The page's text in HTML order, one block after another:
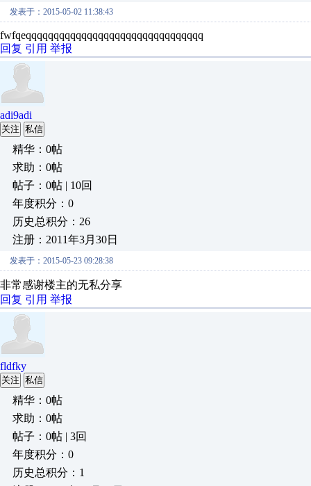
发表于：2015-05-02 11:38:43
fwfqeqqqqqqqqqqqqqqqqqqqqqqqqqqqqqqqq
回复 引用 举报
adi9adi
关注 私信
精华：0帖
求助：0帖
帖子：0帖 | 10回
年度积分：0
历史总积分：26
注册：2011年3月30日
发表于：2015-05-23 09:28:38
非常感谢楼主的无私分享
回复 引用 举报
fldfky
关注 私信
精华：0帖
求助：0帖
帖子：0帖 | 3回
年度积分：0
历史总积分：1